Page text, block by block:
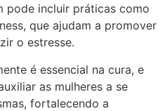
pode incluir práticas como
que ajudam a promover
o estresse.
é essencial na cura, e
as mulheres a se
fortalecendo a